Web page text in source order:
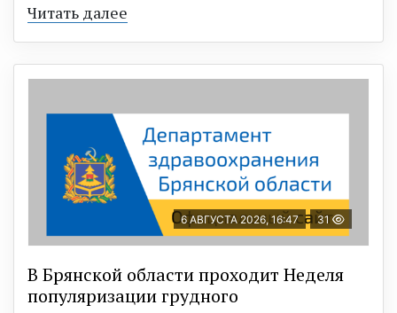
Читать далее
6 АВГУСТА 2026, 16:47 31
В Брянской области проходит Неделя
популяризации грудного